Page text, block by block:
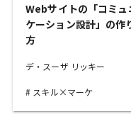
Webサイトの「コミュ
ケーション設計」の作
方
デ・スーザ リッキー
スキル×マーケ